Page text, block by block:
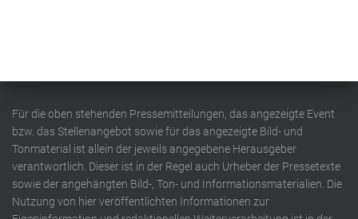
Für die oben stehenden Pressemitteilungen, das angezeigte Event
bzw. das Stellenangebot sowie für das angezeigte Bild- und
Tonmaterial ist allein der jeweils angegebene Herausgeber
verantwortlich. Dieser ist in der Regel auch Urheber der Pressetexte
sowie der angehängten Bild-, Ton- und Informationsmaterialien. Die
Nutzung von hier veröffentlichten Informationen zur